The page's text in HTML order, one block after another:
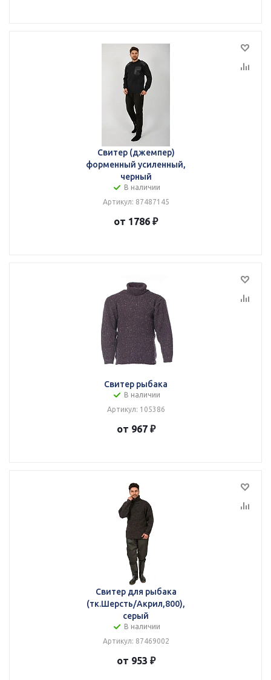
Свитер (джемпер)
форменный усиленный,
черный
В наличии
Артикул: 87487145
от 1786 ₽
Свитер рыбака
В наличии
Артикул: 105386
от 967 ₽
Свитер для рыбака
(тк.Шерсть/Акрил,800),
серый
В наличии
Артикул: 87469002
от 953 ₽